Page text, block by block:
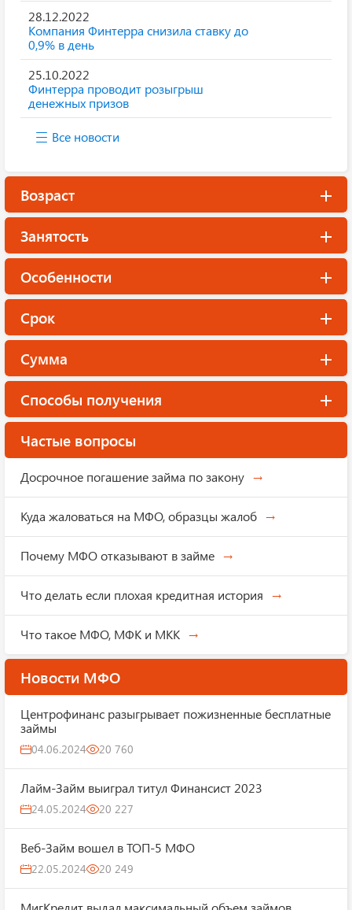
28.12.2022
Компания Финтерра снизила ставку до
0,9% в день
25.10.2022
Финтерра проводит розыгрыш
денежных призов
Все новости
Возраст
Занятость
Особенности
Срок
Сумма
Способы получения
Частые вопросы
Досрочное погашение займа по закону
Куда жаловаться на МФО, образцы жалоб
Почему МФО отказывают в займе
Что делать если плохая кредитная история
Что такое МФО, МФК и МКК
Новости МФО
Центрофинанс разыгрывает пожизненные бесплатные
займы
04.06.2024 20 760
Лайм-Займ выиграл титул Финансист 2023
24.05.2024 20 227
Веб-Займ вошел в ТОП-5 МФО
22.05.2024 20 249